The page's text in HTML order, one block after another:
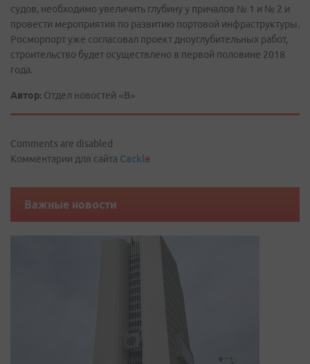
судов, необходимо увеличить глубину у причалов № 1 и № 2 и
провести мероприятия по развитию портовой инфраструктуры.
Росморпорт уже согласовал проект дноуглубительных работ,
строительство будет осуществлено в первой половине 2018
года.
Автор: Отдел новостей «В»
Comments are disabled
Комментарии для сайта Cackle
Важные новости